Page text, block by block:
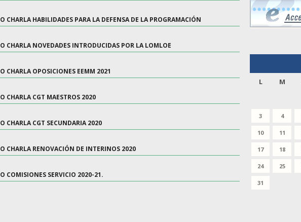
CHARLA HABILIDADES PARA LA DEFENSA DE LA PROGRAMACIÓN
CHARLA NOVEDADES INTRODUCIDAS POR LA LOMLOE
CHARLA OPOSICIONES EEMM 2021
CHARLA CGT MAESTROS 2020
CHARLA CGT SECUNDARIA 2020
CHARLA RENOVACIÓN DE INTERINOS 2020
COMISIONES SERVICIO 2020-21.
L
M
3 4
10 11
17 18
24 25
31